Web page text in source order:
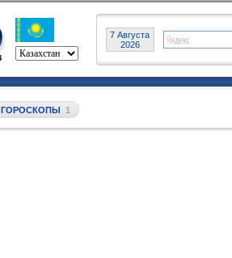
7 Августа
2026
ГОРОСКОПЫ 1